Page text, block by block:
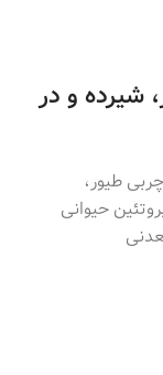
شیرده و در
طیور،
حیوانی